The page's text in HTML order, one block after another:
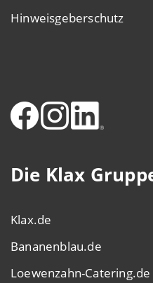
Hinweisgeberschutz
Die Klax
Klax.de
Bananenblau.de
Loewenzahn-Catering.de